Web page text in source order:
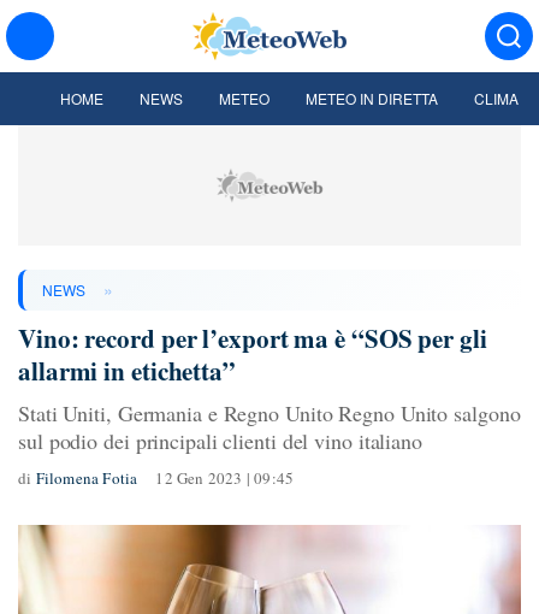
HOME NEWS METEO METEO IN DIRETTA CLIMA
NEWS »
Vino: record per l’export ma è “SOS per gli
allarmi in etichetta”
Stati Uniti, Germania e Regno Unito Regno Unito salgono
sul podio dei principali clienti del vino italiano
di Filomena Fotia 12 Gen 2023 | 09:45